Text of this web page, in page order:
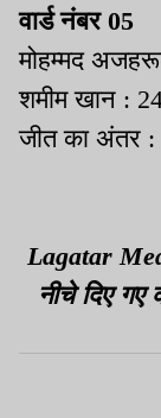
वार्ड नंबर 05
मोहम्मद
शमीम खान :
जीत का अंतर :
Lagatar
नीचे दिए